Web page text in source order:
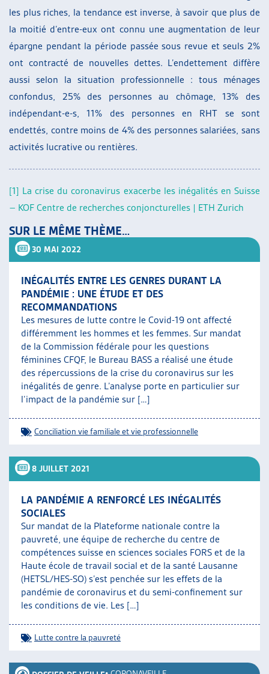
les plus riches, la tendance est inverse, à savoir que plus de
la moitié d’entre-eux ont connu une augmentation de leur
épargne pendant la période passée sous revue et seuls 2%
ont contracté de nouvelles dettes. L’endettement diffère
aussi selon la situation professionnelle : tous ménages
confondus, 25% des personnes au chômage, 13% des
indépendant-e-s, 11% des personnes en RHT se sont
endettés, contre moins de 4% des personnes salariées, sans
activités lucrative ou rentières.
[1] La crise du coronavirus exacerbe les inégalités en Suisse
– KOF Centre de recherches conjoncturelles | ETH Zurich
SUR LE MÊME THÈME…
30 MAI 2022
INÉGALITÉS ENTRE LES GENRES DURANT LA
PANDÉMIE : UNE ÉTUDE ET DES
RECOMMANDATIONS
Les mesures de lutte contre le Covid-19 ont affecté
différemment les hommes et les femmes. Sur mandat
de la Commission fédérale pour les questions
féminines CFQF, le Bureau BASS a réalisé une étude
des répercussions de la crise du coronavirus sur les
inégalités de genre. L’analyse porte en particulier sur
l’impact de la pandémie sur […]
Conciliation vie familiale et vie professionnelle
8 JUILLET 2021
LA PANDÉMIE A RENFORCÉ LES INÉGALITÉS
SOCIALES
Sur mandat de la Plateforme nationale contre la
pauvreté, une équipe de recherche du centre de
compétences suisse en sciences sociales FORS et de la
Haute école de travail social et de la santé Lausanne
(HETSL/HES-SO) s’est penchée sur les effets de la
pandémie de coronavirus et du semi-confinement sur
les conditions de vie. Les […]
Lutte contre la pauvreté